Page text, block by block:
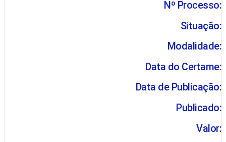
Nº Processo:
Situação:
Modalidade:
Data do Certame:
Data de Publicação:
Publicado:
Valor: